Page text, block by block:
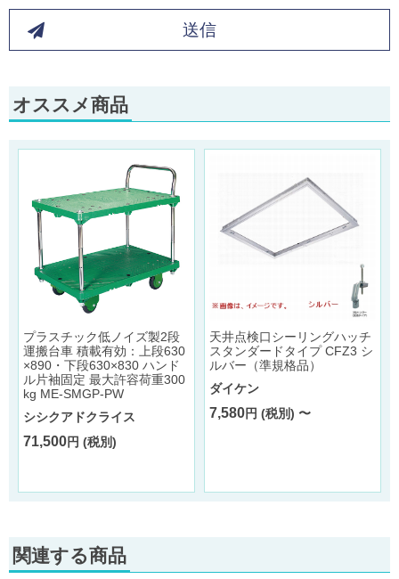
送信
オススメ商品
プラスチック低ノイズ製2段
運搬台車 積載有効：上段630
×890・下段630×830 ハンド
ル片袖固定 最大許容荷重300
kg ME-SMGP-PW
シシクアドクライス
71,500円 (税別)
天井点検口シーリングハッチ
スタンダードタイプ CFZ3 シ
ルバー（準規格品）
ダイケン
7,580円 (税別) 〜
関連する商品